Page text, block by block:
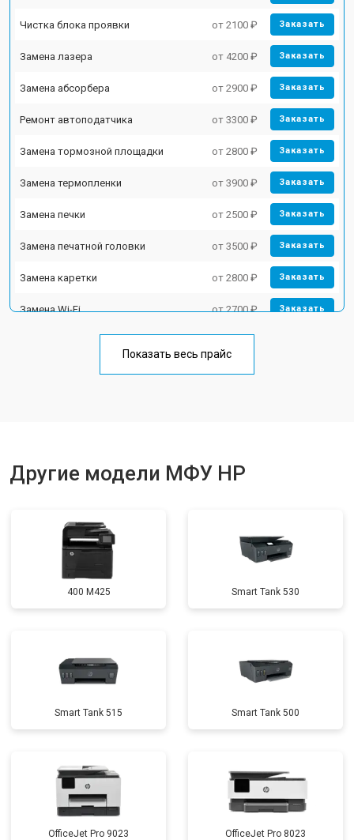
Чистка блока проявки от 2100 ₽ Заказать
Замена лазера от 4200 ₽ Заказать
Замена абсорбера от 2900 ₽ Заказать
Ремонт автоподатчика от 3300 ₽ Заказать
Замена тормозной площадки от 2800 ₽ Заказать
Замена термопленки от 3900 ₽ Заказать
Замена печки от 2500 ₽ Заказать
Замена печатной головки от 3500 ₽ Заказать
Замена каретки от 2800 ₽ Заказать
Замена Wi-Fi от 2700 ₽ Заказать
от 3500 ₽
Показать весь прайс
Другие модели МФУ HP
400 M425 Smart Tank 530
Smart Tank 515 Smart Tank 500
OfficeJet Pro 9023 OfficeJet Pro 8023